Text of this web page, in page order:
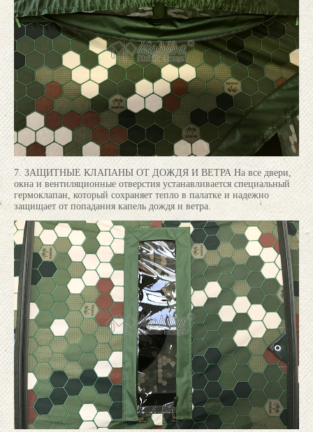
7. ЗАЩИТНЫЕ КЛАПАНЫ ОТ ДОЖДЯ И ВЕТРА На все двери,
окна и вентиляционные отверстия устанавливается специальный
гермоклапан, который сохраняет тепло в палатке и надежно
защищает от попадания капель дождя и ветра.